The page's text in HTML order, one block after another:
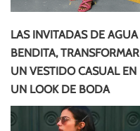
LAS INVITADAS DE AGUA
BENDITA, TRANSFORMAR
UN VESTIDO CASUAL EN
UN LOOK DE BODA